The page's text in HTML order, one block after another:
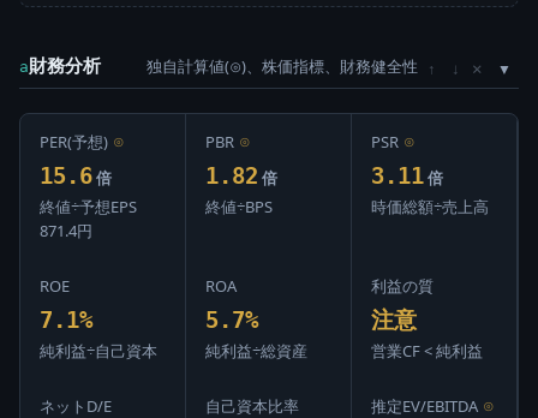
a財務分析 独自計算値(⊙)、株価指標、財務健全性 ↑ ↓ ×
PER(予想) ⊙
15.6 倍
終値÷予想EPS
871.4円
PBR ⊙
1.82 倍
終値÷BPS
PSR ⊙
3.11 倍
時価総額÷売上高
ROE
7.1%
純利益÷自己資本
ROA
5.7%
純利益÷総資産
利益の質
注意
営業CF < 純利益
ネットD/E 自己資本比率 推定EV/EBITDA ⊙